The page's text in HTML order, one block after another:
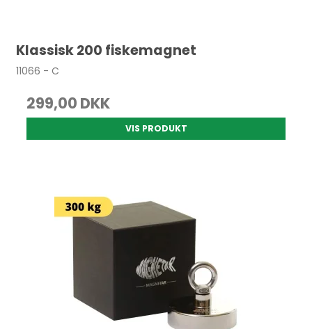
Klassisk 200 fiskemagnet
11066 - C
299,00 DKK
VIS PRODUKT